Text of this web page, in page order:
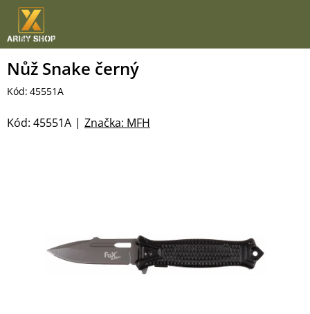
Přejít
obsah
Nůž Snake černý
Kód: 45551A
Značka: MFH
Kód: 45551A